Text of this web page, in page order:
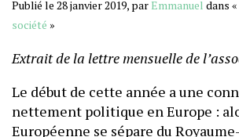
Publié le 28 janvier 2019, parEmmanuel dans «
société »
Extrait de la lettre mensuelle de
Le début de cette année a une
nettement politique en Europe :
Européenne se sépare du